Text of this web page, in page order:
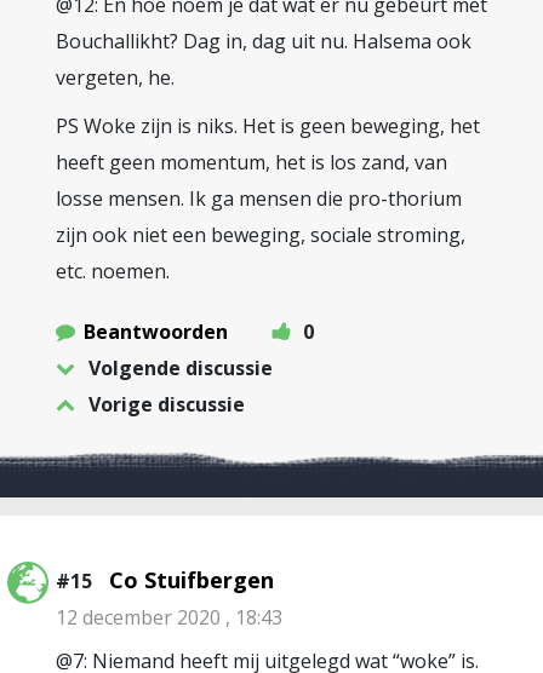
Bouchallikht? Dag in, dag uit nu. Halsema ook
vergeten, he.
PS Woke zijn is niks. Het is geen beweging, het
heeft geen momentum, het is los zand, van
losse mensen. Ik ga mensen die pro-thorium
zijn ook niet een beweging, sociale stroming,
etc. noemen.
Beantwoorden
0
Volgende discussie
Vorige discussie
#15 Co Stuifbergen
12 december 2020 , 18:43
@7: Niemand heeft mij uitgelegd wat “woke” is.